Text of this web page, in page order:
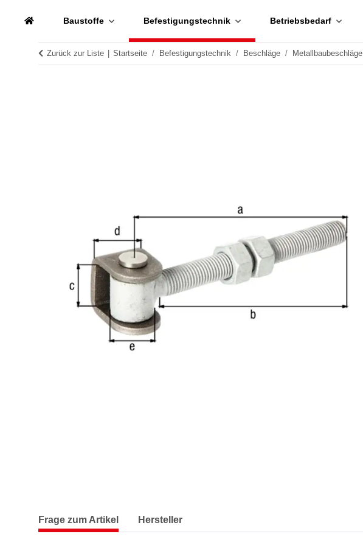
Baustoffe Befestigungstechnik Betriebsbedarf
Zurück zur Liste Startseite Befestigungstechnik Beschläge Metallbaubeschläge
Frage zum Artikel Hersteller